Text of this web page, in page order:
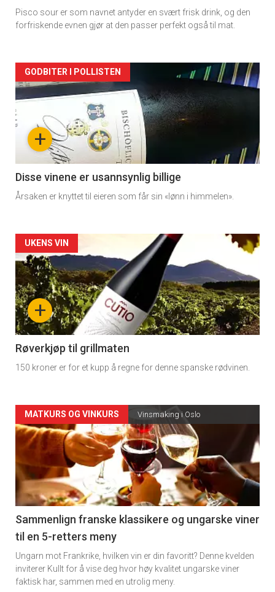
Pisco sour er som navnet antyder en svært frisk drink, og den
forfriskende evnen gjør at den passer perfekt også til mat.
Forsiden
akkurat
nå
3
+
GODBITER I POLLISTEN
Disse vinene er usannsynlig billige
Årsaken er knyttet til eieren som får sin «lønn i himmelen».
Forsiden
akkurat
nå
-
4
+
UKENS VIN
Røverkjøp til grillmaten
150 kroner er for et kupp å regne for denne spanske rødvinen.
Forsiden
akkurat
nå
-
5
MATKURS OG VINKURS Vinsmaking i Oslo
Sammenlign franske klassikere og ungarske viner
til en 5-retters meny
Ungarn mot Frankrike, hvilken vin er din favoritt? Denne kvelden
inviterer Kullt for å vise deg hvor høy kvalitet ungarske viner
faktisk har, sammen med en utrolig meny.